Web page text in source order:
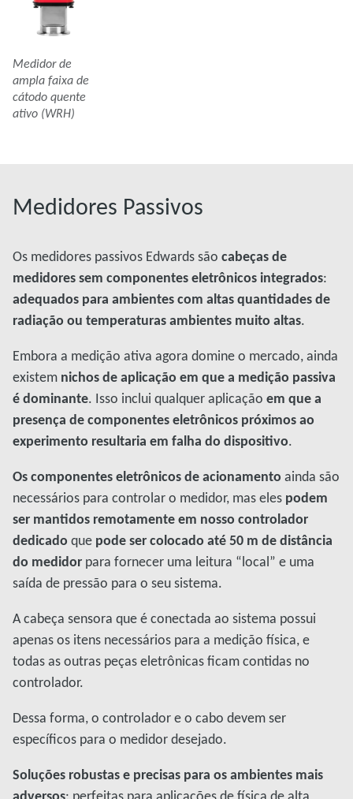
Medidor de
ampla faixa de
cátodo quente
ativo (WRH)
Medidores Passivos
Os medidores passivos Edwards são cabeças de
medidores sem componentes eletrônicos integrados:
adequados para ambientes com altas quantidades de
radiação ou temperaturas ambientes muito altas.
Embora a medição ativa agora domine o mercado, ainda
existem nichos de aplicação em que a medição passiva
é dominante. Isso inclui qualquer aplicação em que a
presença de componentes eletrônicos próximos ao
experimento resultaria em falha do dispositivo.
Os componentes eletrônicos de acionamento ainda são
necessários para controlar o medidor, mas eles podem
ser mantidos remotamente em nosso controlador
dedicado que pode ser colocado até 50 m de distância
do medidor para fornecer uma leitura “local” e uma
saída de pressão para o seu sistema.
A cabeça sensora que é conectada ao sistema possui
apenas os itens necessários para a medição física, e
todas as outras peças eletrônicas ficam contidas no
controlador.
Dessa forma, o controlador e o cabo devem ser
específicos para o medidor desejado.
Soluções robustas e precisas para os ambientes mais